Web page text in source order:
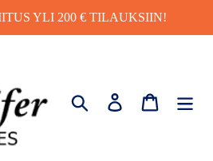
YLI 200 € TILAUKSIIN!
Hae Kirjaudu